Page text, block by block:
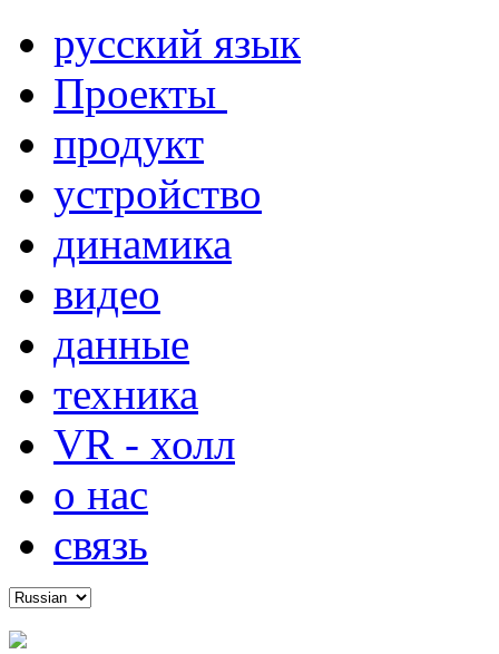
русский язык
Проекты
продукт
устройство
динамика
видео
данные
техника
VR - холл
о нас
связь